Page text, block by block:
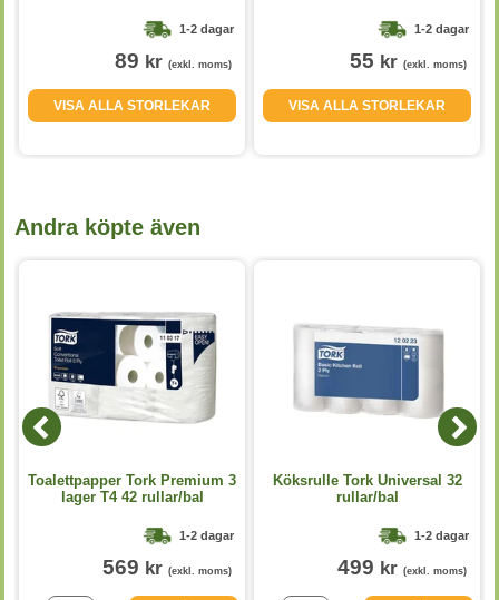
1-2 dagar
89 kr (exkl. moms)
VISA ALLA STORLEKAR
1-2 dagar
55 kr (exkl. moms)
VISA ALLA STORLEKAR
Andra köpte även
Toalettpapper Tork Premium 3
lager T4 42 rullar/bal
1-2 dagar
569 kr (exkl. moms)
Köksrulle Tork Universal 32
rullar/bal
1-2 dagar
499 kr (exkl. moms)